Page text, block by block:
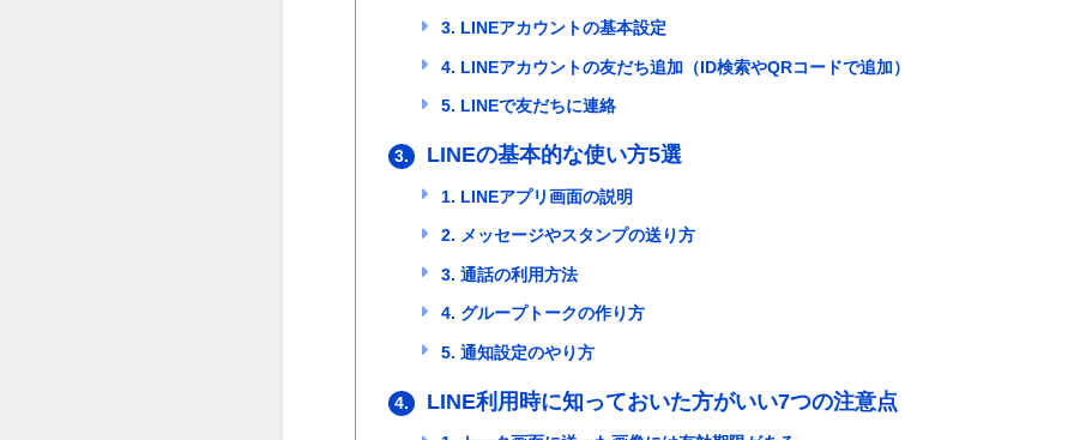
3. LINEアカウントの基本設定
4. LINEアカウントの友だち追加（ID検索やQRコードで追加）
5. LINEで友だちに連絡
3. LINEの基本的な使い方5選
1. LINEアプリ画面の説明
2. メッセージやスタンプの送り方
3. 通話の利用方法
4. グループトークの作り方
5. 通知設定のやり方
4. LINE利用時に知っておいた方がいい7つの注意点